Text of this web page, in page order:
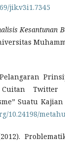
jik.v3i1.7345
Kesantunan
Twitter
Suatu Kajian
10.24198/